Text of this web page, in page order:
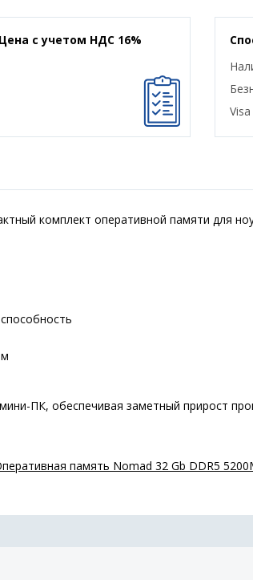
Цена с учетом НДС 16%
комплект оперативной памяти для
ПК, обеспечивая заметный прирост
память Nomad 32 Gb DDR5